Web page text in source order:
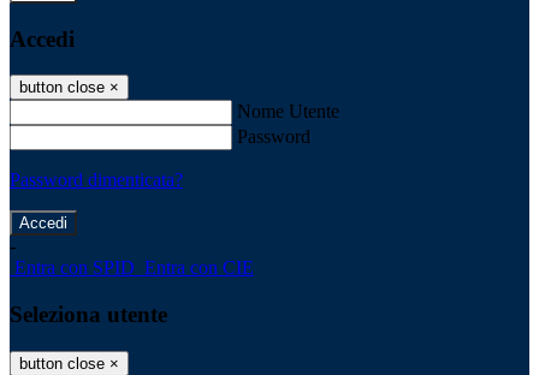
Accedi
button close ×
Nome Utente
Password
Password dimenticata?
-
Entra con SPID Entra con CIE
Seleziona utente
button close ×